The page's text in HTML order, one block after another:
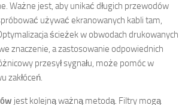
Ważne jest, aby unikać długich przewodów
używać ekranowanych kabli tam,
ścieżek w obwodach drukowanych
znaczenie, a zastosowanie odpowiednich
przesył sygnału, może pomóc w
zakłóceń.
jest kolejną ważną metodą. Filtry mogą